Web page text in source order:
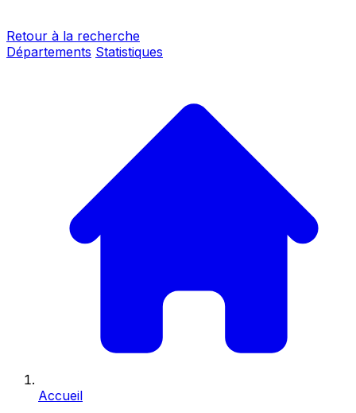
Retour à la recherche
Départements Statistiques
Accueil